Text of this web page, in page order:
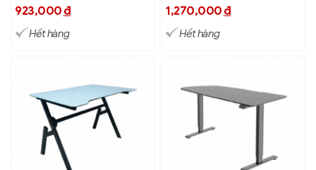
923,000đ
Hết hàng
1,270,000đ
Hết hàng